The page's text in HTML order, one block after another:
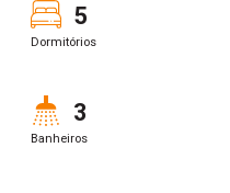
5
Dormitórios
3
Banheiros